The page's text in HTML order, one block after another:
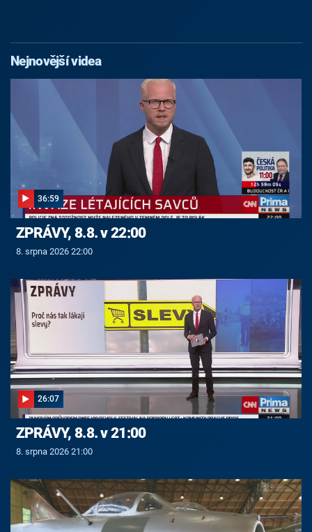
Nejnovější videa
36:59
ZPRÁVY, 8.8. v 22:00
8. srpna 2026 22:00
26:07
ZPRÁVY, 8.8. v 21:00
8. srpna 2026 21:00